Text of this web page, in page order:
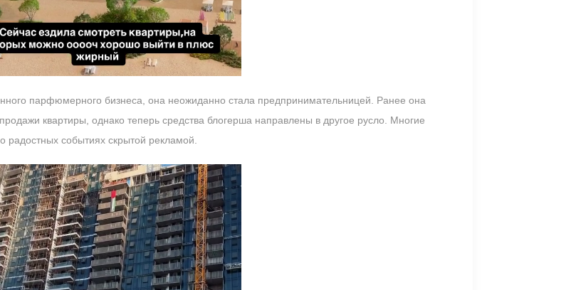
парфюмерного бизнеса, она неожиданно стала предпринимательницей. Ранее она
квартиры, однако теперь средства блогерша направлены в другое русло. Многие
радостных событиях скрытой рекламой.